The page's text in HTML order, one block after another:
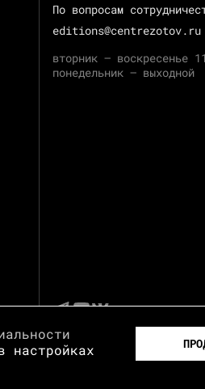
По вопросам
editions@centrezotov.ru
вторник — воскресенье
понедельник — выходной
настройках